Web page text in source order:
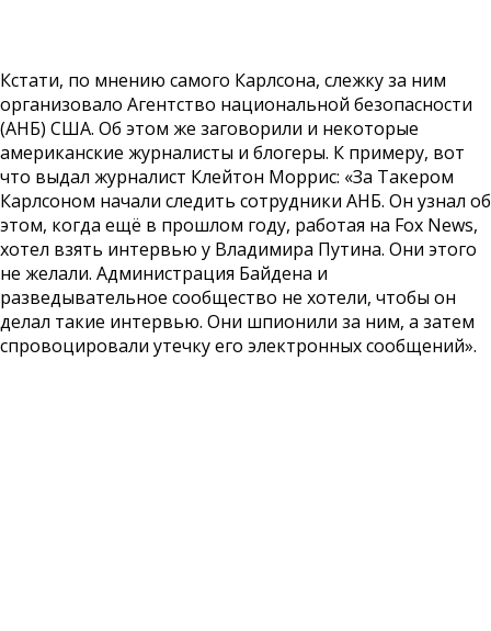
Кстати, по мнению самого Карлсона, слежку за ним
организовало Агентство национальной безопасности
(АНБ) США. Об этом же заговорили и некоторые
американские журналисты и блогеры. К примеру, вот
что выдал журналист Клейтон Моррис: «За Такером
Карлсоном начали следить сотрудники АНБ. Он узнал об
этом, когда ещё в прошлом году, работая на Fox News,
хотел взять интервью у Владимира Путина. Они этого
не желали. Администрация Байдена и
разведывательное сообщество не хотели, чтобы он
делал такие интервью. Они шпионили за ним, а затем
спровоцировали утечку его электронных сообщений».